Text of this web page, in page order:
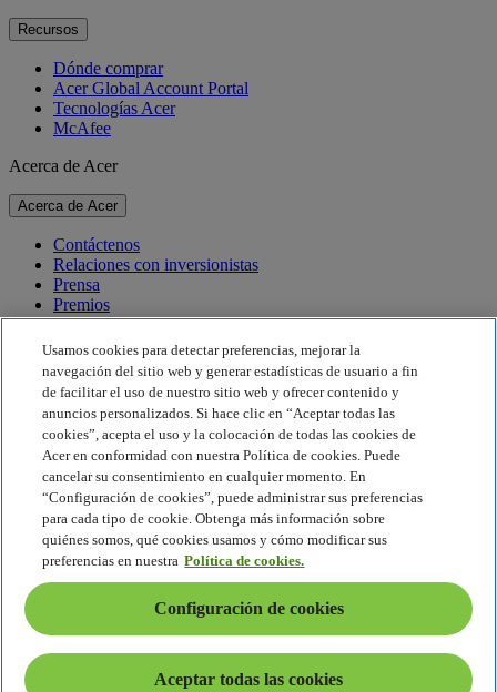
Recursos
Dónde comprar
Acer Global Account Portal
Tecnologías Acer
McAfee
Acerca de Acer
Acerca de Acer
Contáctenos
Relaciones con inversionistas
Prensa
Premios
Eventos
Sostenibilidad
Sostenibilidad
Responsabilidad social corporativa
Huella de carbono del producto
Proyecto Humanity
Earthion
Política de privacidad
Política de cookies
Aviso legal
Información legal adicional
Política de accesibilidad
Configuración de cookies
América Latina - Español
Usamos cookies para detectar preferencias, mejorar la
navegación del sitio web y generar estadísticas de usuario a fin
de facilitar el uso de nuestro sitio web y ofrecer contenido y
anuncios personalizados. Si hace clic en “Aceptar todas las
cookies”, acepta el uso y la colocación de todas las cookies de
Acer en conformidad con nuestra Política de cookies. Puede
cancelar su consentimiento en cualquier momento. En
“Configuración de cookies”, puede administrar sus preferencias
para cada tipo de cookie. Obtenga más información sobre
quiénes somos, qué cookies usamos y cómo modificar sus
preferencias en nuestra Política de cookies.
Configuración de cookies
Aceptar todas las cookies